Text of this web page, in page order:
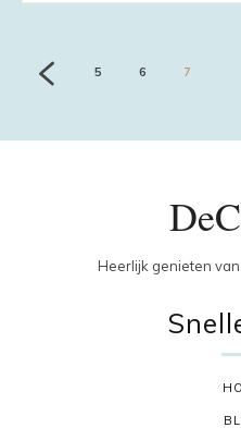
5 6 7
Heerlijk genieten